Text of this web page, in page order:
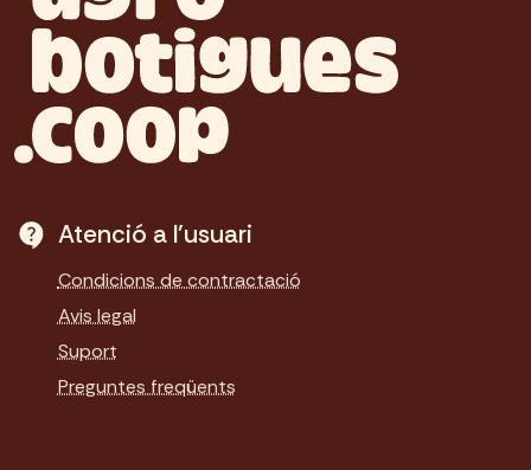
Atenció a l'usuari
Condicions de contractació
Avis legal
Suport
Preguntes freqüents